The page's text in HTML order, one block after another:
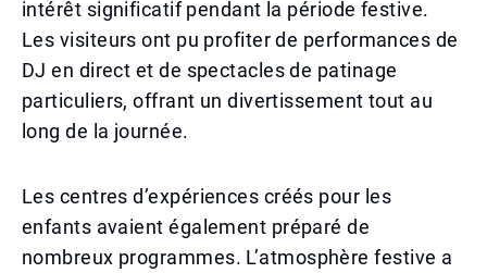
intérêt significatif pendant la période festive.
Les visiteurs ont pu profiter de performances de
DJ en direct et de spectacles de patinage
particuliers, offrant un divertissement tout au
long de la journée.
Les centres d’expériences créés pour les
enfants avaient également préparé de
nombreux programmes. L’atmosphère festive a